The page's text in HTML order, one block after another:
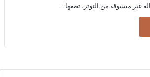
غير مسبوقة من التوتر، تضعها…